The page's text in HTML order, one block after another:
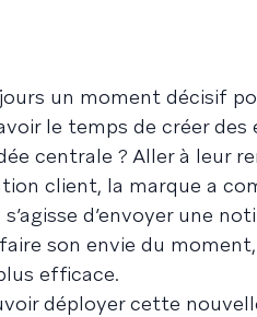
un moment décisif
le temps de créer
centrale ? Aller à leur
client, la marque a
d’envoyer une
son envie du moment,
efficace.
déployer cette